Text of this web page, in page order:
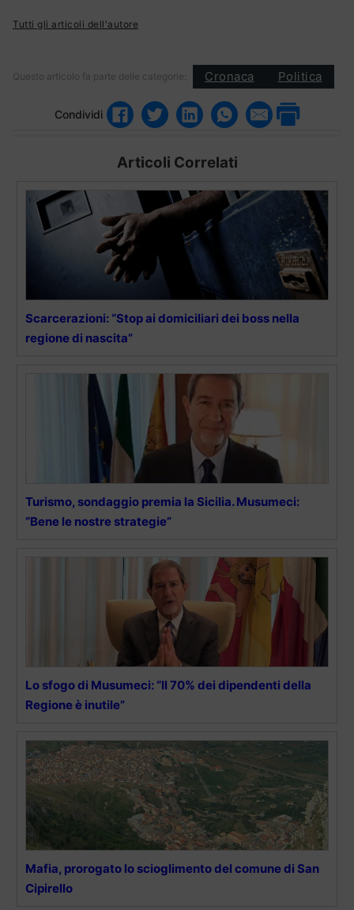
Tutti gli articoli dell'autore
Questo articolo fa parte delle categorie: Cronaca Politica
Condividi
Articoli Correlati
Scarcerazioni: “Stop ai domiciliari dei boss nella
regione di nascita”
Turismo, sondaggio premia la Sicilia. Musumeci:
“Bene le nostre strategie”
Lo sfogo di Musumeci: “Il 70% dei dipendenti della
Regione è inutile”
Mafia, prorogato lo scioglimento del comune di San
Cipirello